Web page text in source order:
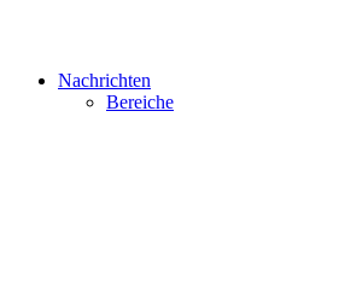
Nachrichten
Bereiche